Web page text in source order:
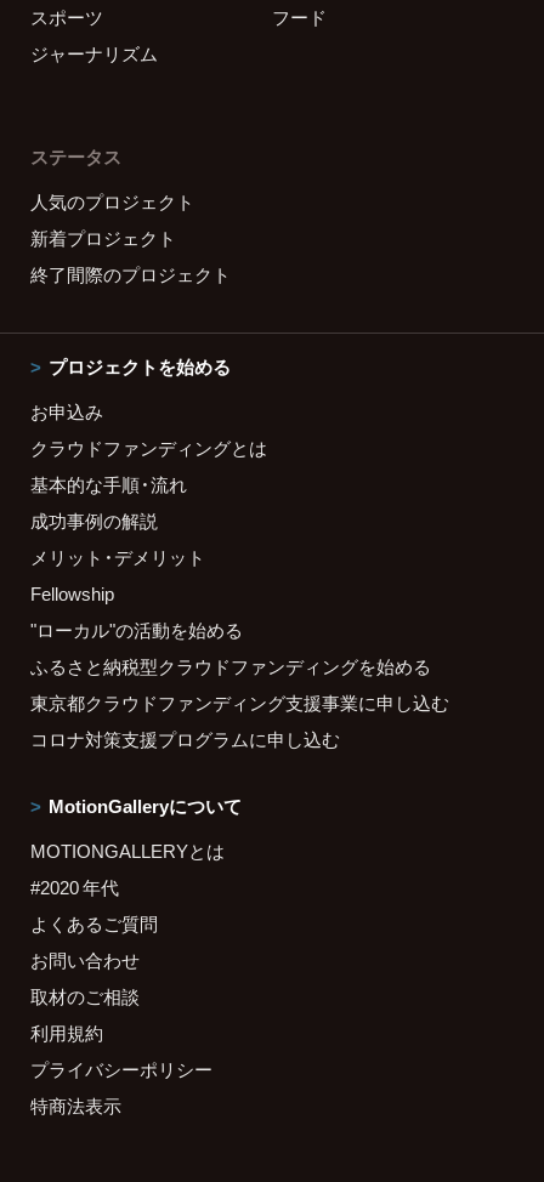
スポーツ
フード
ジャーナリズム
ステータス
人気のプロジェクト
新着プロジェクト
終了間際のプロジェクト
プロジェクトを始める
お申込み
クラウドファンディングとは
基本的な手順・流れ
成功事例の解説
メリット・デメリット
Fellowship
"ローカル"の活動を始める
ふるさと納税型クラウドファンディングを始める
東京都クラウドファンディング支援事業に申し込む
コロナ対策支援プログラムに申し込む
MotionGalleryについて
MOTIONGALLERYとは
#2020 年代
よくあるご質問
お問い合わせ
取材のご相談
利用規約
プライバシーポリシー
特商法表示